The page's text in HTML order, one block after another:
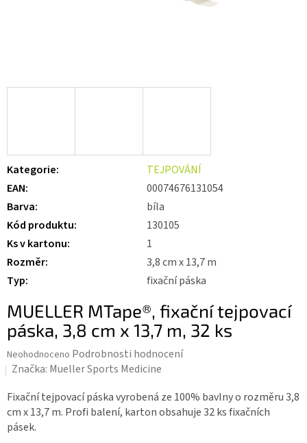
Kategorie:
TEJPOVÁNÍ
EAN:
00074676131054
Barva:
bíla
Kód produktu:
130105
Ks v kartonu:
1
Rozměr:
3,8 cm x 13,7 m
Typ: fixační páska
MUELLER MTape®, fixační tejpovací
páska, 3,8 cm x 13,7 m, 32 ks
Průměrné
hodnocení
je
0,0
z 5
hvězdiček.
Neohodnoceno Podrobnosti hodnocení
Značka: Mueller Sports Medicine
Fixační tejpovací páska vyrobená ze 100% bavlny o rozměru 3,8
cm x 13,7 m. Profi balení, karton obsahuje 32 ks fixačních
pásek.